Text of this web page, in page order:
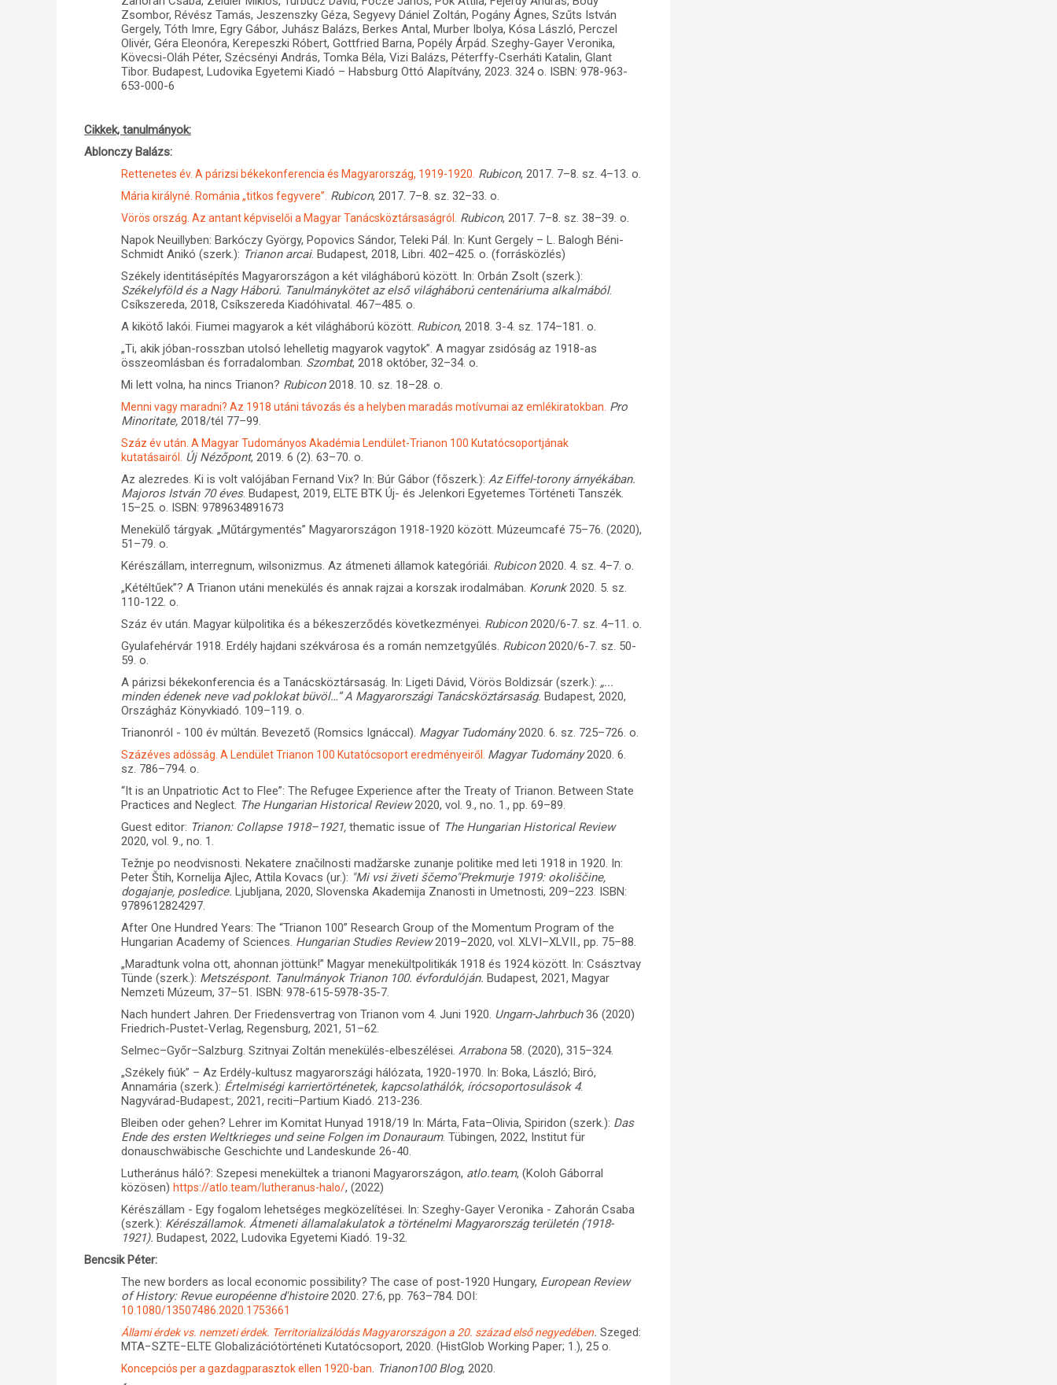
Zsombor, Révész Tamás, Jeszenszky Géza, Segyevy Dániel Zoltán, Pogány Ágnes, Szűts István
Gergely, Tóth Imre, Egry Gábor, Juhász Balázs, Berkes Antal, Murber Ibolya, Kósa László, Perczel
Olivér, Géra Eleonóra, Kerepeszki Róbert, Gottfried Barna, Popély Árpád. Szeghy-Gayer Veronika,
Kövecsi-Oláh Péter, Szécsényi András, Tomka Béla, Vizi Balázs, Péterffy-Cserháti Katalin, Glant
Tibor. Budapest, Ludovika Egyetemi Kiadó – Habsburg Ottó Alapítvány, 2023. 324 o. ISBN: 978-963-
653-000-6
Cikkek, tanulmányok:
Ablonczy Balázs:
Rettenetes év. A párizsi békekonferencia és Magyarország, 1919-1920. Rubicon, 2017. 7–8. sz. 4–13. o.
Mária királyné. Románia „titkos fegyvere”. Rubicon, 2017. 7–8. sz. 32–33. o.
Vörös ország. Az antant képviselői a Magyar Tanácsköztársaságról. Rubicon, 2017. 7–8. sz. 38–39. o.
Napok Neuillyben: Barkóczy György, Popovics Sándor, Teleki Pál. In: Kunt Gergely – L. Balogh Béni-
Schmidt Anikó (szerk.): Trianon arcai. Budapest, 2018, Libri. 402–425. o. (forrásközlés)
Székely identitásépítés Magyarországon a két világháború között. In: Orbán Zsolt (szerk.):
Székelyföld és a Nagy Háború. Tanulmánykötet az első világháború centenáriuma alkalmából.
Csíkszereda, 2018, Csíkszereda Kiadóhivatal. 467–485. o.
A kikötő lakói. Fiumei magyarok a két világháború között. Rubicon, 2018. 3-4. sz. 174–181. o.
„Ti, akik jóban-rosszban utolsó lehelletig magyarok vagytok”. A magyar zsidóság az 1918-as
összeomlásban és forradalomban. Szombat, 2018 október, 32–34. o.
Mi lett volna, ha nincs Trianon? Rubicon2018. 10. sz. 18–28. o.
Menni vagy maradni? Az 1918 utáni távozás és a helyben maradás motívumai az emlékiratokban. Pro
Minoritate, 2018/tél 77–99.
Száz év után. A Magyar Tudományos Akadémia Lendület-Trianon 100 Kutatócsoportjának
kutatásairól.
Új Nézőpont, 2019. 6 (2). 63–70. o.
Az alezredes. Ki is volt valójában Fernand Vix? In: Búr Gábor (főszerk.):Az Eiffel-torony árnyékában.
Majoros István 70 éves. Budapest, 2019, ELTE BTK Új- és Jelenkori Egyetemes Történeti Tanszék.
15–25. o. ISBN: 9789634891673
Menekülő tárgyak. „Műtárgymentés” Magyarországon 1918-1920 között. Múzeumcafé 75–76. (2020),
51–79. o.
Kérészállam, interregnum, wilsonizmus. Az átmeneti államok kategóriái. Rubicon2020. 4. sz. 4–7. o.
„Kétéltűek”? A Trianon utáni menekülés és annak rajzai a korszak irodalmában. Korunk2020. 5. sz.
110-122. o.
Száz év után. Magyar külpolitika és a békeszerződés következményei. Rubicon2020/6-7. sz. 4–11. o.
Gyulafehérvár 1918. Erdély hajdani székvárosa és a román nemzetgyűlés. Rubicon2020/6-7. sz. 50-
59. o.
A párizsi békekonferencia és a Tanácsköztársaság. In: Ligeti Dávid, Vörös Boldizsár (szerk.): „...
minden édenek neve vad poklokat büvöl…” A Magyarországi Tanácsköztársaság.Budapest, 2020,
Országház Könyvkiadó. 109–119. o.
Trianonról - 100 év múltán. Bevezető (Romsics Ignáccal). Magyar Tudomány2020. 6. sz. 725–726. o.
Százéves adósság. A Lendület Trianon 100 Kutatócsoport eredményeiről. Magyar Tudomány2020. 6.
sz. 786–794. o.
“It is an Unpatriotic Act to Flee”: The Refugee Experience after the Treaty of Trianon. Between State
Practices and Neglect. The Hungarian Historical Review2020, vol. 9., no. 1., pp. 69–89.
Guest editor: Trianon: Collapse 1918–1921,thematic issue of The Hungarian Historical Review
2020, vol. 9., no. 1.
Težnje po neodvisnosti. Nekatere značilnosti madžarske zunanje politike med leti 1918 in 1920. In:
Peter Štih, Kornelija Ajlec, Attila Kovacs (ur.): "Mi vsi živeti ščemo"Prekmurje 1919: okoliščine,
dogajanje, posledice.Ljubljana, 2020, Slovenska Akademija Znanosti in Umetnosti, 209–223. ISBN:
9789612824297.
After One Hundred Years: The “Trianon 100” Research Group of the Momentum Program of the
Hungarian Academy of Sciences. Hungarian Studies Review2019–2020, vol. XLVI–XLVII., pp. 75–88.
„Maradtunk volna ott, ahonnan jöttünk!” Magyar menekültpolitikák 1918 és 1924 között. In: Császtvay
Tünde (szerk.): Metszéspont. Tanulmányok Trianon 100. évfordulóján. Budapest, 2021, Magyar
Nemzeti Múzeum, 37–51. ISBN: 978-615-5978-35-7.
Nach hundert Jahren. Der Friedensvertrag von Trianon vom 4. Juni 1920. Ungarn-Jahrbuch36 (2020)
Friedrich-Pustet-Verlag, Regensburg, 2021, 51–62.
Selmec–Győr–Salzburg. Szitnyai Zoltán menekülés-elbeszélései.Arrabona 58. (2020), 315–324.
„Székely fiúk” – Az Erdély-kultusz magyarországi hálózata, 1920-1970. In: Boka, László; Biró,
Annamária (szerk.): Értelmiségi karriertörténetek, kapcsolathálók, írócsoportosulások 4.
Nagyvárad-Budapest:, 2021, reciti–Partium Kiadó. 213-236.
Bleiben oder gehen? Lehrer im Komitat Hunyad 1918/19 In: Márta, Fata–Olivia, Spiridon (szerk.): Das
Ende des ersten Weltkrieges und seine Folgen im Donauraum. Tübingen, 2022, Institut für
donauschwäbische Geschichte und Landeskunde 26-40.
Lutheránus háló?: Szepesi menekültek a trianoni Magyarországon, atlo.team, (Koloh Gáborral
közösen)https://atlo.team/lutheranus-halo/, (2022)
Kérészállam - Egy fogalom lehetséges megközelítései. In: Szeghy-Gayer Veronika - Zahorán Csaba
(szerk.): Kérészállamok. Átmeneti államalakulatok a történelmi Magyarország területén (1918-
1921).Budapest, 2022, Ludovika Egyetemi Kiadó. 19-32.
Bencsik Péter:
The new borders as local economic possibility? The case of post-1920 Hungary, European Review
of History: Revue européenne d'histoire2020. 27:6, pp. 763–784. DOI:
10.1080/13507486.2020.1753661
Állami érdek vs. nemzeti érdek. Territorializálódás Magyarországon a 20. század első negyedében. Szeged:
MTA−SZTE−ELTE Globalizációtörténeti Kutatócsoport, 2020. (HistGlob Working Paper; 1.), 25 o.
Koncepciós per a gazdagparasztok ellen 1920-ban. Trianon100 Blog, 2020.